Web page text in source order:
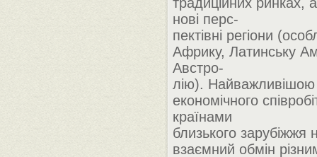
нові перс-
пектівні регіони
Африку, Латинську
Австро-
лію).
економічного
країнами
близького зарубіжжя
взаємний обмін